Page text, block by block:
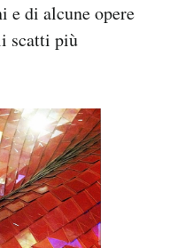
di alcune opere
scatti più